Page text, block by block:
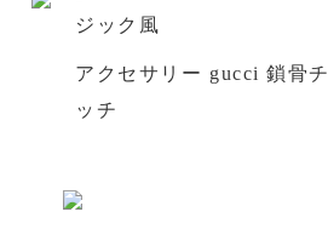
ジック風
アクセサリー gucci 鎖骨
ッチ